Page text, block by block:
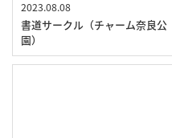
2023.08.08
書道サークル（チャーム奈良公
園）